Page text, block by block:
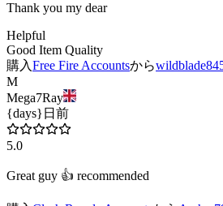
Thank you my dear
Helpful
Good Item Quality
購入Free Fire Accountsから
M
Mega7Ray
{days}日前
5.0
Great guy 👍 recommended